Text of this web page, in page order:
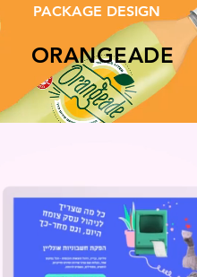
PACKAGE DESIGN
ORANGEADE